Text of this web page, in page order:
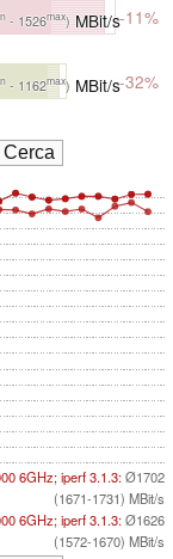
- 1526max) MBit/s-11%
- 1162max) MBit/s-32%
6GHz; iperf 3.1.3:Ø1702
(1671-1731) MBit/s
6GHz; iperf 3.1.3:Ø1626
(1572-1670) MBit/s